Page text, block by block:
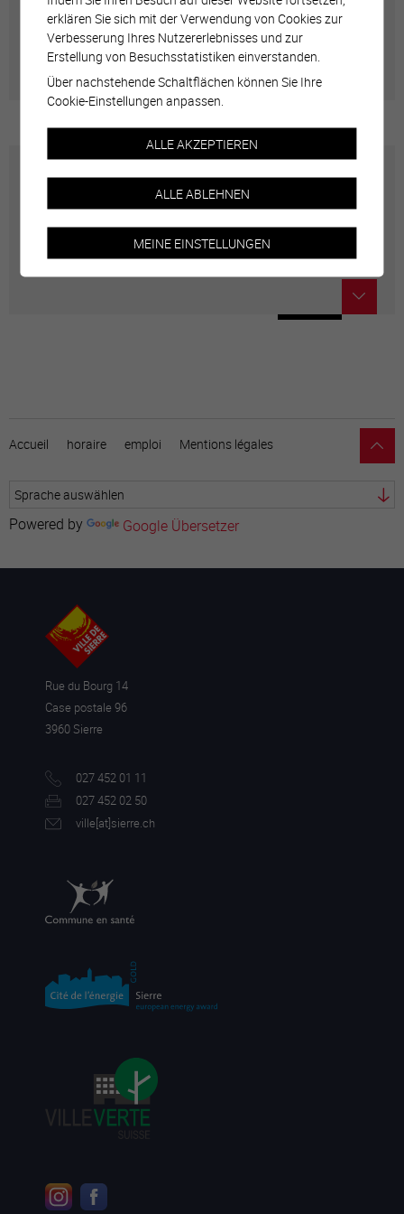
Adresses utiles en ville de Sierre
Carte interactive
Géolocalisation de tous les points d'intérêt de la Ville
de Sierre.
Accueil horaire emploi Mentions légales
Powered by Google Übersetzer
Rue du Bourg 14
Case postale 96
3960 Sierre
027 452 01 11
027 452 02 50
ville[at]sierre.ch
erklären Sie sich mit der Verwendung von Cookies zur
Verbesserung Ihres Nutzererlebnisses und zur
Erstellung von Besuchsstatistiken einverstanden.
Über nachstehende Schaltflächen können Sie Ihre
Cookie-Einstellungen anpassen.
ALLE AKZEPTIEREN
ALLE ABLEHNEN
MEINE EINSTELLUNGEN